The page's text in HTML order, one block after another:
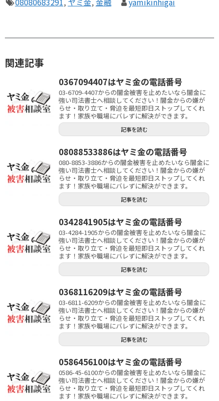
関連記事
0367094407はヤミ金の電話番号
03-6709-4407からの闇金被害を止めたいなら闇金に
強い司法書士へ相談してください！闇金からの嫌が
らせ・取り立て・脅迫を最短即日ストップしてくれ
ます！家族や職場にバレずに解決ができます。
記事を読む
08088533886はヤミ金の電話番号
080-8853-3886からの闇金被害を止めたいなら闇金に
強い司法書士へ相談してください！闇金からの嫌が
らせ・取り立て・脅迫を最短即日ストップしてくれ
ます！家族や職場にバレずに解決ができます。
記事を読む
0342841905はヤミ金の電話番号
03-4284-1905からの闇金被害を止めたいなら闇金に
強い司法書士へ相談してください！闇金からの嫌が
らせ・取り立て・脅迫を最短即日ストップしてくれ
ます！家族や職場にバレずに解決ができます。
記事を読む
0368116209はヤミ金の電話番号
03-6811-6209からの闇金被害を止めたいなら闇金に
強い司法書士へ相談してください！闇金からの嫌が
らせ・取り立て・脅迫を最短即日ストップしてくれ
ます！家族や職場にバレずに解決ができます。
記事を読む
0586456100はヤミ金の電話番号
0586-45-6100からの闇金被害を止めたいなら闇金に
強い司法書士へ相談してください！闇金からの嫌が
らせ・取り立て・脅迫を最短即日ストップしてくれ
ます！家族や職場にバレずに解決ができます。